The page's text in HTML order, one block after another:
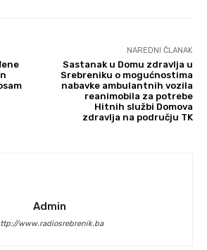
NAREDNI ČLANAK
Sastanak u Domu zdravlja u
Srebreniku o mogućnostima
nabavke ambulantnih vozila
reanimobila za potrebe
Hitnih službi Domova
zdravlja na području TK
Admin
www.radiosrebrenik.ba